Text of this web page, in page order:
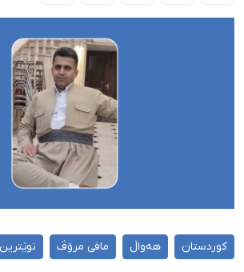
کوردستان هەواڵ مافی مرۆڤ